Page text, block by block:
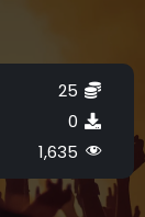
25
0
1,635